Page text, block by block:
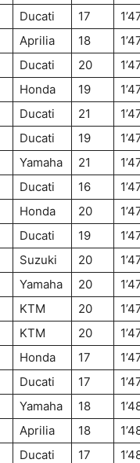
Ducati 17
Aprilia 18
Ducati 20
Honda 19
Ducati 21
Ducati 19
Yamaha 21
Ducati 16
Honda 20
Ducati 19
Suzuki 20
Yamaha 20
KTM 20
KTM 20
Honda 17
Ducati 17
Yamaha 18
Aprilia 18
Ducati 17